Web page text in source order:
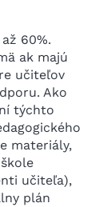
60%.
ak majú
učiteľov
Ako
týchto
materiály,
učiteľa),
plán